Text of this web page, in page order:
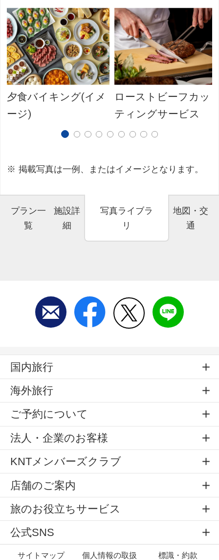
夕食バイキング(イメ
ージ)
ローストビーフカッ
ティングサービス
掲載写真は一例、またはイメージとなります。
プラン一
覧
施設詳
細
写真ライブラ
リ
地図・交
通
国内旅行
海外旅行
ご予約について
法人・企業のお客様
KNTメンバーズクラブ
店舗のご案内
旅のお役立ちサービス
公式SNS
サイトマップ 個人情報の取扱 標識・約款